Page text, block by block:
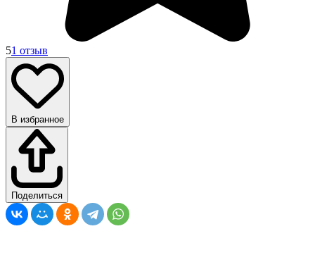
51 отзыв
В избранное
Поделиться